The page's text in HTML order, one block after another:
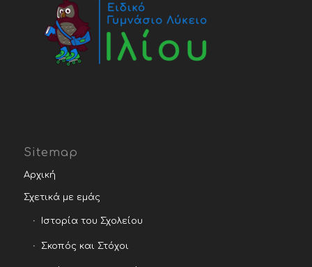
Sitemap
Αρχική
Σχετικά με εμάς
Ιστορία του Σχολείου
Σκοπός και Στόχοι